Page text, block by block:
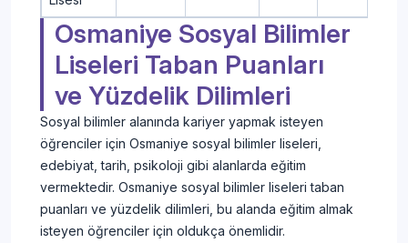
Osmaniye Sosyal Bilimler
Liseleri Taban Puanları
ve Yüzdelik Dilimleri
Sosyal bilimler alanında kariyer yapmak isteyen
öğrenciler için Osmaniye sosyal bilimler liseleri,
edebiyat, tarih, psikoloji gibi alanlarda eğitim
vermektedir. Osmaniye sosyal bilimler liseleri taban
puanları ve yüzdelik dilimleri, bu alanda eğitim almak
isteyen öğrenciler için oldukça önemlidir.